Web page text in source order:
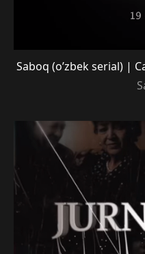
Saboq (o’zbek serial) |